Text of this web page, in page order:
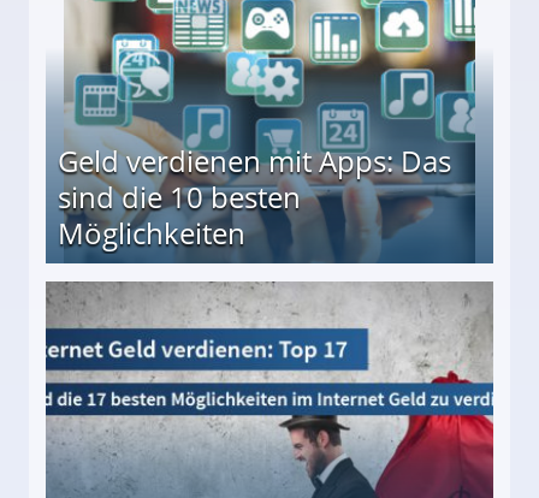
Geld verdienen mit Apps: Das
sind die 10 besten
Möglichkeiten
besten Möglichkeiten